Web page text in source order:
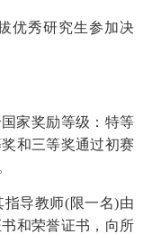
优秀研究生参加决
家奖励等级：特等
和三等奖通过初赛
导教师(限一名)由
和荣誉证书，向所